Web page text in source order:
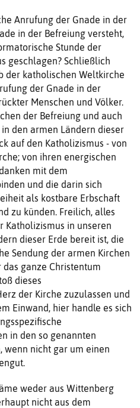
Anrufung der Gnade in der
in der Befreiung versteht,
Stunde der
geschlagen? Schließlich
der katholischen Weltkirche
der Gnade in der
Menschen und Völker.
der Befreiung und auch
den armen Ländern dieser
auf den Katholizismus - von
von ihren energischen
mit dem
und die darin sich
als kostbare Erbschaft
zu künden. Freilich, alles
Katholizismus in unseren
dieser Erde bereit ist, die
Sendung der armen Kirchen
ganze Christentum
dieses
der Kirche zuzulassen und
Einwand, hier handle es sich
in den so genannten
wenn nicht gar um einen
weder aus Wittenberg
nicht aus dem